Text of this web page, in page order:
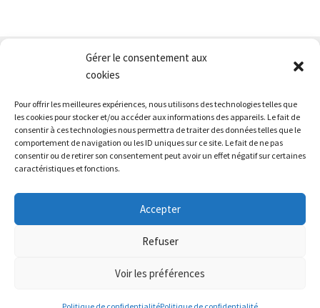
Gérer le consentement aux
cookies
Pour offrir les meilleures expériences, nous utilisons des technologies telles que
les cookies pour stocker et/ou accéder aux informations des appareils. Le fait de
consentir à ces technologies nous permettra de traiter des données telles que le
comportement de navigation ou les ID uniques sur ce site. Le fait de ne pas
consentir ou de retirer son consentement peut avoir un effet négatif sur certaines
caractéristiques et fonctions.
Accepter
Refuser
Voir les préférences
Nous contacter
Mentions légales
© L'Atelier du Losange 2026